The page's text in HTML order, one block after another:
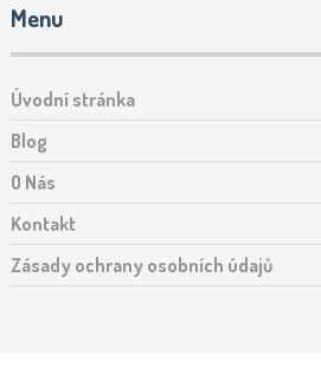
Menu
Úvodní stránka
Blog
O Nás
Kontakt
Zásady ochrany osobních údajů